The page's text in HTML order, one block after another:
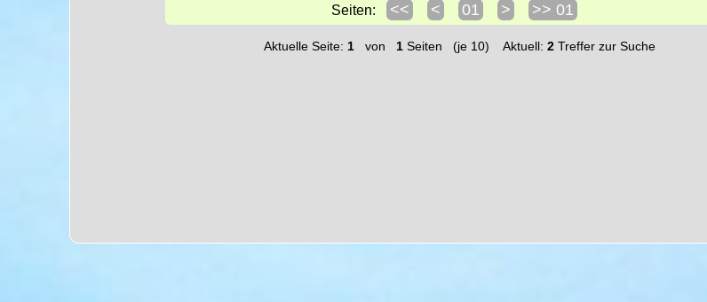
Seiten: << < 01 > >> 01
Aktuelle Seite: 1von 1Seiten (je 10) Aktuell: 2Treffer zur Suche